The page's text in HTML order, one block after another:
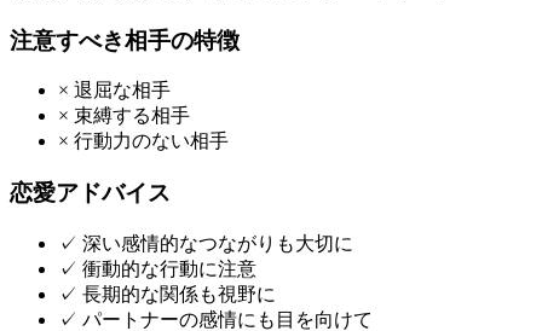
注意すべき相手の特徴
× 退屈な相手
× 束縛する相手
× 行動力のない相手
恋愛アドバイス
✓ 深い感情的なつながりも大切に
✓ 衝動的な行動に注意
✓ 長期的な関係も視野に
✓ パートナーの感情にも目を向けて